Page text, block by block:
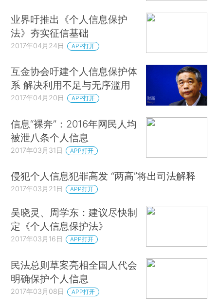
业界吁推出《个人信息保护
法》夯实征信基础
2017年04月24日 APP打开
互金协会吁建个人信息保护体
系 解决利用不足与无序滥用
2017年04月20日 APP打开
信息“裸奔”：2016年网民人均
被泄八条个人信息
2017年03月31日 APP打开
侵犯个人信息犯罪高发 “两高”将出司法解释
2017年03月21日 APP打开
吴晓灵、周学东：建议尽快制
定《个人信息保护法》
2017年03月16日 APP打开
民法总则草案亮相全国人代会
明确保护个人信息
2017年03月08日 APP打开